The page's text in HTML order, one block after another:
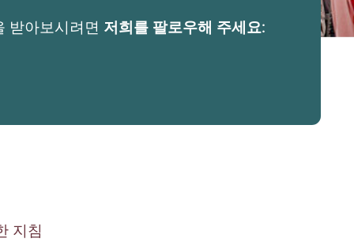
받아보시려면 저희를 팔로우해 주세요:
지침